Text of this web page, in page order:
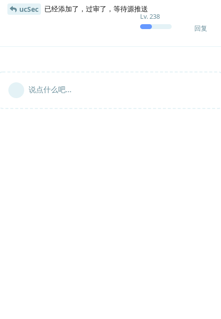
Lv.238
ucSec 已经添加了，过审了，等待源推送
回复
说点什么吧...